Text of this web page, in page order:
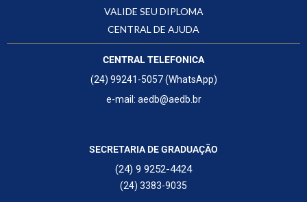
VALIDE SEU DIPLOMA
CENTRAL DE AJUDA
CENTRAL TELEFONICA
(24) 99241-5057 (WhatsApp)
e-mail: aedb@aedb.br
SECRETARIA DE GRADUAÇÃO
(24) 9 9252-4424
(24) 3383-9035